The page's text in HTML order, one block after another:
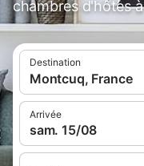
chambres d'hôtes
Destination
Montcuq, France
Arrivée
sam. 15/08